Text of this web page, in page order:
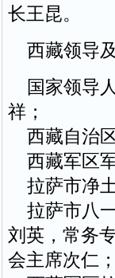
长王昆。
西藏领导及
国家领导
祥；
西藏自治区
西藏军区军
拉萨市净
拉萨市八
刘英，常务
会主席次仁；